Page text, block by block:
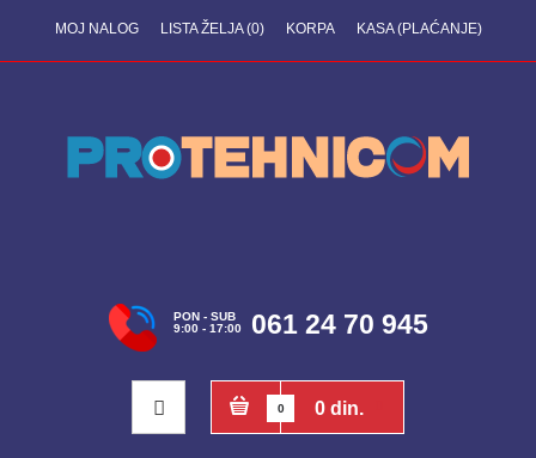
MOJ NALOG LISTA ŽELJA (0) KORPA KASA (PLAĆANJE)
PON - SUB
9:00 - 17:00
061 24 70 945
0 0 din.